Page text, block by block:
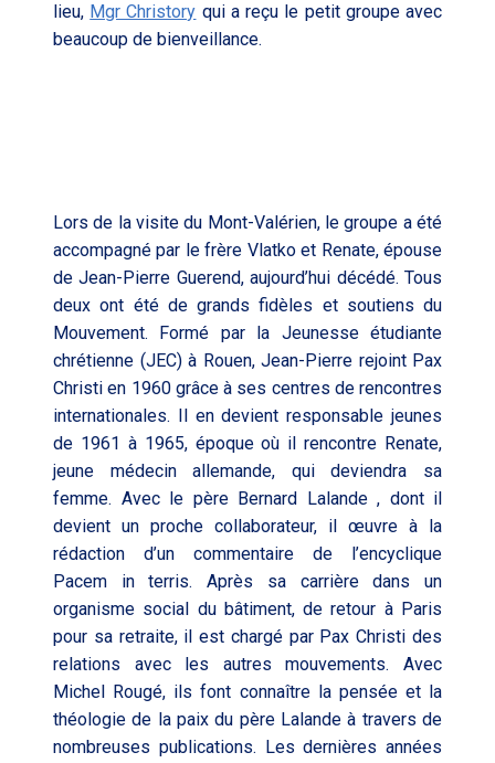
lieu, Mgr Christory qui a reçu le petit groupe avec
beaucoup de bienveillance.
Lors de la visite du Mont-Valérien, le groupe a été
accompagné par le frère Vlatko et Renate, épouse
de Jean-Pierre Guerend, aujourd’hui décédé. Tous
deux ont été de grands fidèles et soutiens du
Mouvement. Formé par la Jeunesse étudiante
chrétienne (JEC) à Rouen, Jean-Pierre rejoint Pax
Christi en 1960 grâce à ses centres de rencontres
internationales. Il en devient responsable jeunes
de 1961 à 1965, époque où il rencontre Renate,
jeune médecin allemande, qui deviendra sa
femme. Avec le père Bernard Lalande , dont il
devient un proche collaborateur, il œuvre à la
rédaction d’un commentaire de l’encyclique
Pacem in terris. Après sa carrière dans un
organisme social du bâtiment, de retour à Paris
pour sa retraite, il est chargé par Pax Christi des
relations avec les autres mouvements. Avec
Michel Rougé, ils font connaître la pensée et la
théologie de la paix du père Lalande à travers de
nombreuses publications. Les dernières années